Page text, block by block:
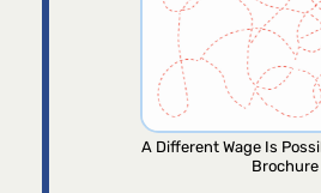
A Different Wage Is
Brochure